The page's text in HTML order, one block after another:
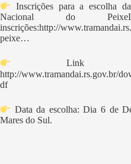
Inscrições para a escolha
Nacional do
inscrições:http://
peixe…
Link do
http://www.tramandai.rs.gov.br/
df
Data da escolha: Dia 6 de
Mares do Sul.